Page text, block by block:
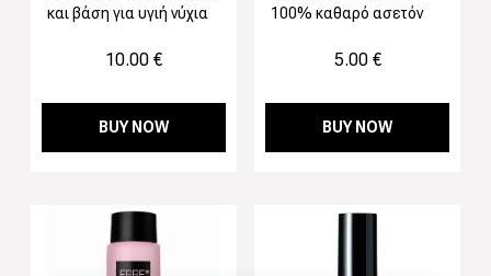
και βάση για υγιή νύχια
10.00 €
BUY NOW
100% καθαρό ασετόν
5.00 €
BUY NOW